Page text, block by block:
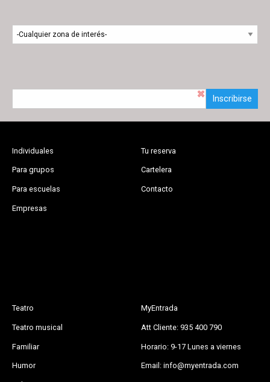
Inscribirse
Individuales
Para grupos
Para escuelas
Empresas
Tu reserva
Cartelera
Contacto
Teatro
Teatro musical
Familiar
Humor
MyEntrada
Att Cliente: 935 400 790
Horario: 9-17 Lunes a viernes
Email: info@myentrada.com